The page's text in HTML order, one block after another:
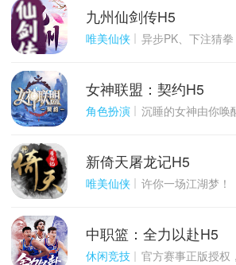
千百度h5
游戏
九州仙剑传H5
唯美仙侠 异步PK、下注猜拳，更多玩点等你
千百度h5
游戏
女神联盟：契约H5
角色扮演 沉睡的女神由你唤醒！点燃
千百度h5
游戏
新倚天屠龙记H5
唯美仙侠 许你一场江湖梦！
千百度h5
游戏
中职篮：全力以赴H5
休闲竞技 官方赛事正版授权，快来打造属于自己